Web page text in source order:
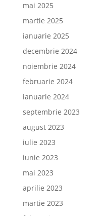
mai 2025
martie 2025
ianuarie 2025
decembrie 2024
noiembrie 2024
februarie 2024
ianuarie 2024
septembrie 2023
august 2023
iulie 2023
iunie 2023
mai 2023
aprilie 2023
martie 2023